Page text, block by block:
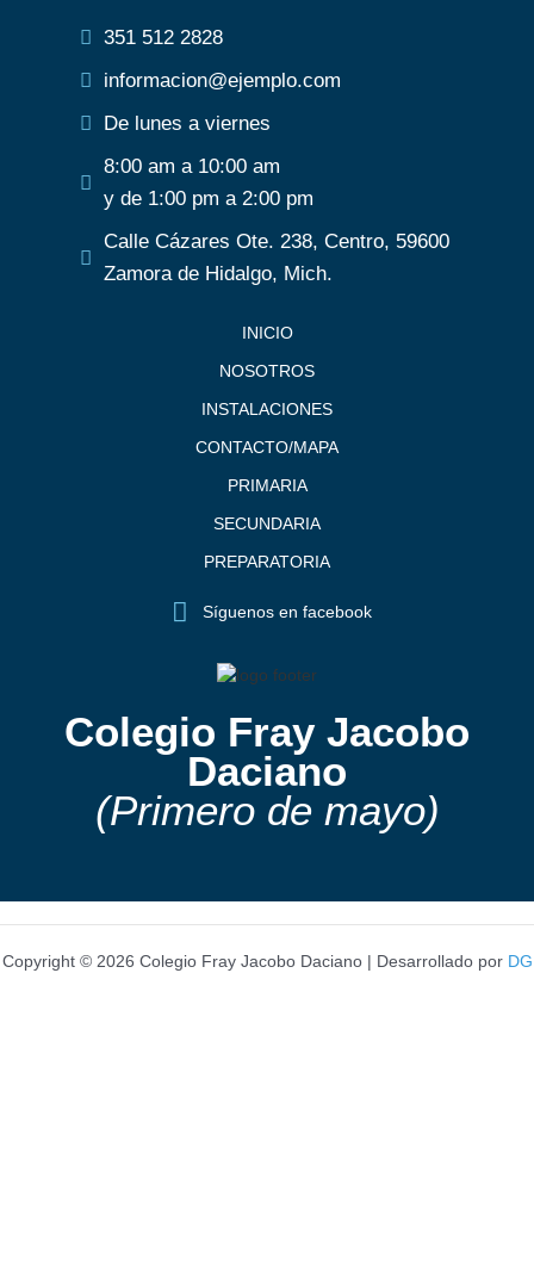
351 512 2828
informacion@ejemplo.com
De lunes a viernes
8:00 am a 10:00 am
y de 1:00 pm a 2:00 pm
Calle Cázares Ote. 238, Centro, 59600
Zamora de Hidalgo, Mich.
INICIO
NOSOTROS
INSTALACIONES
CONTACTO/MAPA
PRIMARIA
SECUNDARIA
PREPARATORIA
Síguenos en facebook
Colegio Fray Jacobo
Daciano
(Primero de mayo)
Copyright © 2026 Colegio Fray Jacobo Daciano | Desarrollado por DG